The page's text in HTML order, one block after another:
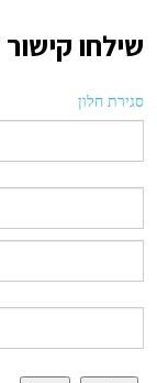
שילחו
סגירת חלון